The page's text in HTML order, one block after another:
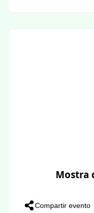
Mostra
Compartir evento